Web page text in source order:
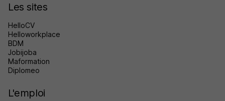
Les sites
HelloCV
Helloworkplace
BDM
Jobijoba
Maformation
Diplomeo
L'emploi